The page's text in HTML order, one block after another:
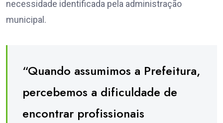
necessidade identificada pela administração
municipal.
“Quando assumimos a Prefeitura,
percebemos a dificuldade de
encontrar profissionais